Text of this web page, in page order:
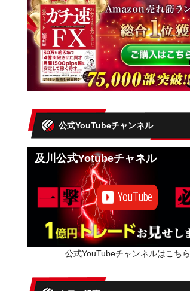
公式YouTubeチャンネル
及川公式Yotubeチャネル
公式YouTubeチャンネルはこちら